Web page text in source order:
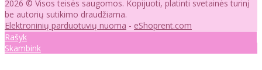
2026 © Visos teisės saugomos. Kopijuoti, platinti svetainės turinį
be autorių sutikimo draudžiama.
Elektroninių parduotuvių nuoma - eShoprent.com
Rašyk
Skambink